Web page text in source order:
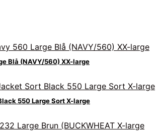
Blå (NAVY/560) XX-large
550 Large Sort X-large